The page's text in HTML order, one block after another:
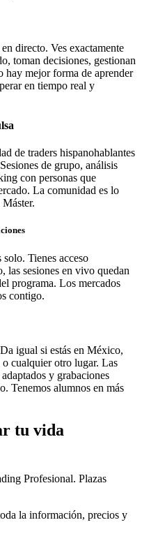
directo. Ves exactamente
toman decisiones, gestionan
hay mejor forma de aprender
en tiempo real y
de traders hispanohablantes
de grupo, análisis
con personas que
La comunidad es lo
Tienes acceso
las sesiones en vivo quedan
programa. Los mercados
contigo.
igual si estás en México,
cualquier otro lugar. Las
y grabaciones
Tenemos alumnos en más
tu vida
Profesional. Plazas
la información, precios y